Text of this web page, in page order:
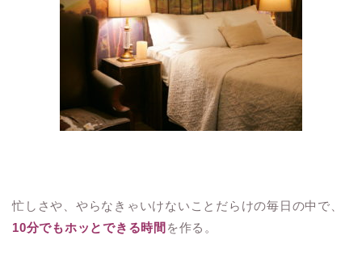
忙しさや、やらなきゃいけないことだらけの毎日の中で、
10分でもホッとできる時間 を作る。